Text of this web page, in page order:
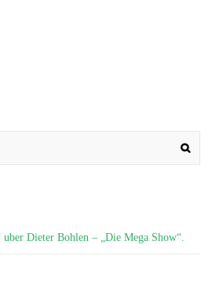
Dieter Bohlen – „Die Mega Show“.